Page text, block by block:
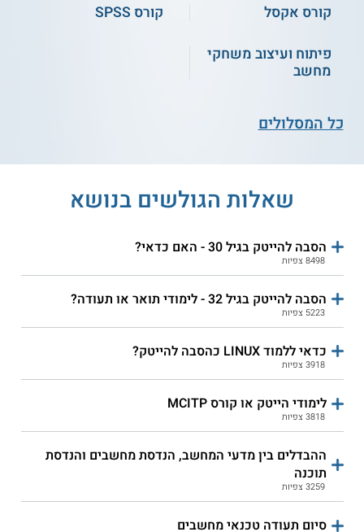
ג'ון ברייס חיפה - טכנאי אורט קריית ביאליק - הנדסאי
טכנולוגית אורט בראודה -
הנדסאי אלקטרוניקה ומחשבים
שירות אישי חינם
קורס אונליין
קורס לבדיקות תוכנה
ומחשבים
קורס אקסל
קורס SPSS
פיתוח ועיצוב משחקי
מחשב
כל המסלולים
שאלות הגולשים בנושא
הסבה להייטק בגיל 30 - האם כדאי?
8498 צפיות
הסבה להייטק בגיל 32 - לימודי תואר או תעודה?
5223 צפיות
כדאי ללמוד LINUX כהסבה להייטק?
3918 צפיות
לימודי הייטק או קורס MCITP
3818 צפיות
ההבדלים בין מדעי המחשב, הנדסת מחשבים והנדסת
תוכנה
3259 צפיות
סיום תעודה טכנאי מחשבים